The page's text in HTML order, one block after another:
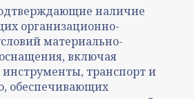
наличие
организационно-
материально-
включая
инструменты, транспорт и
обеспечивающих